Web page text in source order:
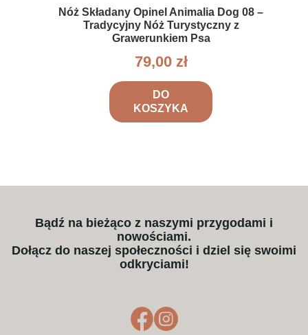
Nóż Składany Opinel Animalia Dog 08 –
Tradycyjny Nóż Turystyczny z
Grawerunkiem Psa
79,00 zł
DO
KOSZYKA
Bądź na bieżąco z naszymi przygodami i
nowościami.
Dołącz do naszej społeczności i dziel się swoimi
odkryciami!